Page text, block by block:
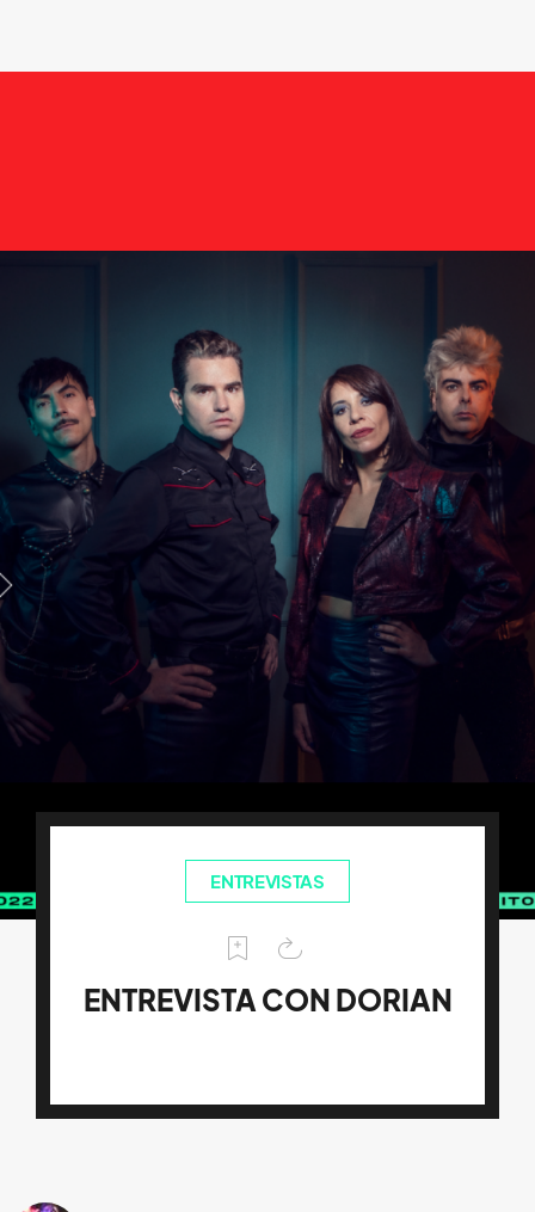
ENTREVISTAS
ENTREVISTA CON DORIAN